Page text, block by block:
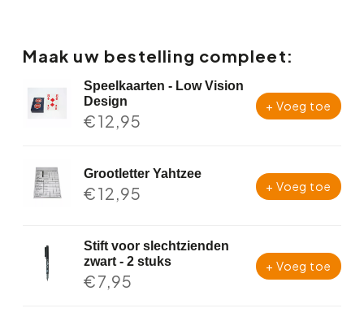
Maak uw bestelling compleet:
Speelkaarten - Low Vision
Design
€12,95
+ Voeg toe
Grootletter Yahtzee
€12,95 + Voeg toe
Stift voor slechtzienden
zwart - 2 stuks
€7,95
+ Voeg toe